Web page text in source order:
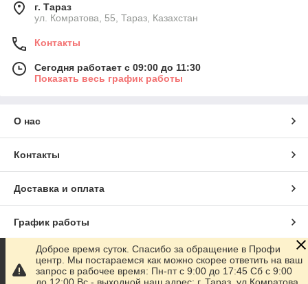
г. Тараз
ул. Комратова, 55, Тараз, Казахстан
Контакты
Сегодня работает с 09:00 до 11:30
Показать весь график работы
О нас
Контакты
Доставка и оплата
График работы
Полная версия сайта
Доброе время суток. Спасибо за обращение в Профи
центр. Мы постараемся как можно скорее ответить на ваш
запрос в рабочее время: Пн-пт с 9:00 до 17:45 Сб с 9:00